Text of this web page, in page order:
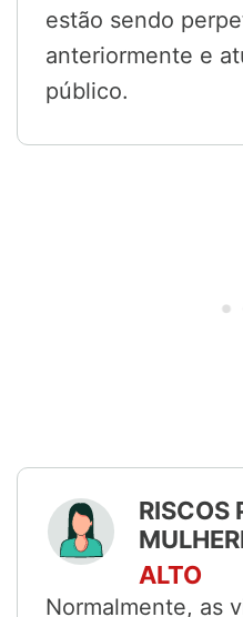
estão sendo
anteriormente e
público.
RISCOS
ALTO
Normalmente, as